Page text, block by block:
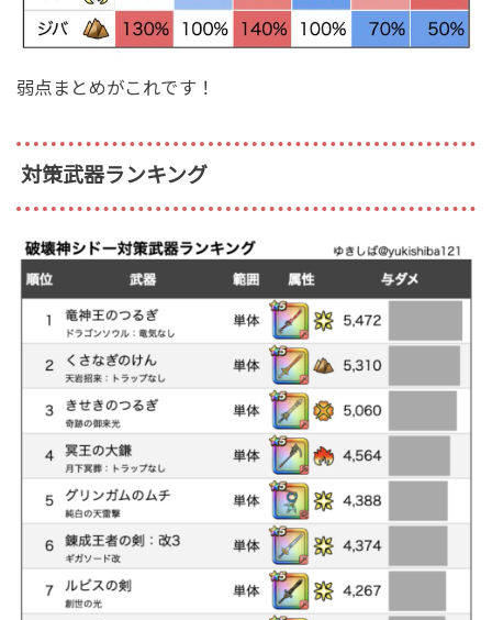
弱点まとめがこれです！
対策武器ランキング